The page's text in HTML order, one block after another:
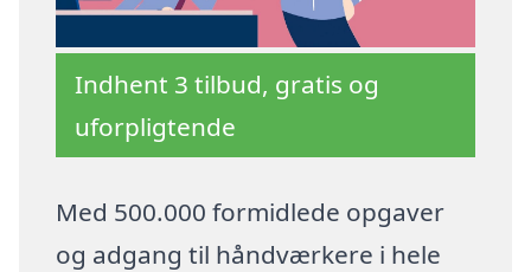
Indhent 3 tilbud, gratis og
uforpligtende
Med 500.000 formidlede opgaver
og adgang til håndværkere i hele